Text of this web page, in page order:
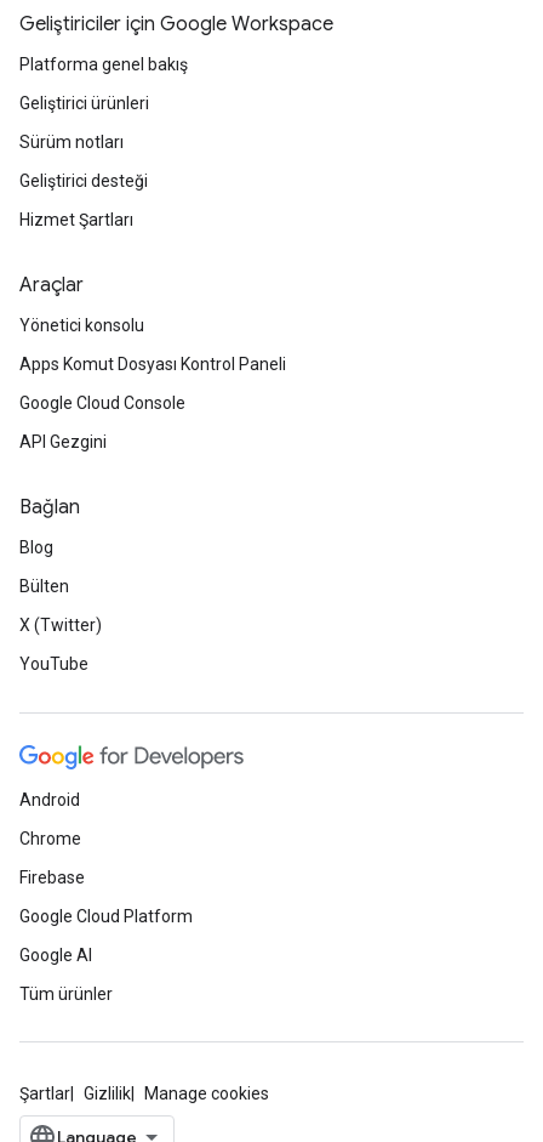
Geliştiriciler için Google Workspace
Platforma genel bakış
Geliştirici ürünleri
Sürüm notları
Geliştirici desteği
Hizmet Şartları
Araçlar
Yönetici konsolu
Apps Komut Dosyası Kontrol Paneli
Google Cloud Console
API Gezgini
Bağlan
Blog
Bülten
X (Twitter)
YouTube
Android
Chrome
Firebase
Google Cloud Platform
Google AI
Tüm ürünler
Şartlar Gizlilik Manage cookies